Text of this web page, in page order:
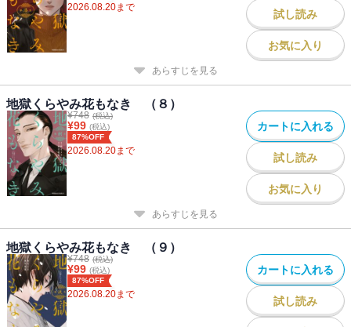
2026.08.20まで
試し読み
お気に入り
あらすじを見る
地獄くらやみ花もなき （８）
¥748 (税込)
¥99 (税込)
87%OFF
2026.08.20まで
カートに入れる
試し読み
お気に入り
あらすじを見る
地獄くらやみ花もなき （９）
¥748 (税込)
¥99 (税込)
87%OFF
2026.08.20まで
カートに入れる
試し読み